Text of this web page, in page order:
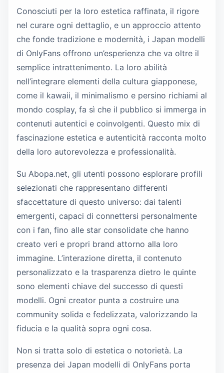
Conosciuti per la loro estetica raffinata, il rigore
nel curare ogni dettaglio, e un approccio attento
che fonde tradizione e modernità, i Japan modelli
di OnlyFans offrono un’esperienza che va oltre il
semplice intrattenimento. La loro abilità
nell’integrare elementi della cultura giapponese,
come il kawaii, il minimalismo e persino richiami al
mondo cosplay, fa sì che il pubblico si immerga in
contenuti autentici e coinvolgenti. Questo mix di
fascinazione estetica e autenticità racconta molto
della loro autorevolezza e professionalità.
Su Abopa.net, gli utenti possono esplorare profili
selezionati che rappresentano differenti
sfaccettature di questo universo: dai talenti
emergenti, capaci di connettersi personalmente
con i fan, fino alle star consolidate che hanno
creato veri e propri brand attorno alla loro
immagine. L’interazione diretta, il contenuto
personalizzato e la trasparenza dietro le quinte
sono elementi chiave del successo di questi
modelli. Ogni creator punta a costruire una
community solida e fedelizzata, valorizzando la
fiducia e la qualità sopra ogni cosa.
Non si tratta solo di estetica o notorietà. La
presenza dei Japan modelli di OnlyFans porta